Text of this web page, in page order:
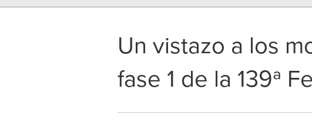
Un vistazo a los
fase 1 de la 139ª